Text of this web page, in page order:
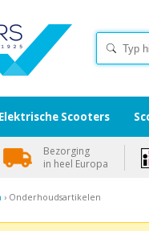
› Onderhoudsartikelen
Elektrische Scooters
Bezorging
in heel Europa